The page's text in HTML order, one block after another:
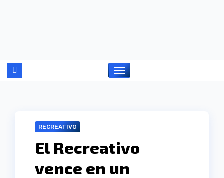
RECREATIVO
El Recreativo
vence en un